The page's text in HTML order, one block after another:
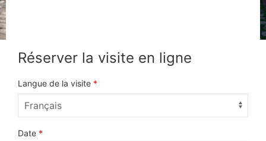
Réserver la visite en ligne
Langue de la visite *
Date *